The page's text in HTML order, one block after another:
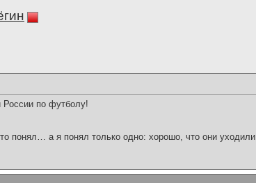
России по футболу!
понял… а я понял только одно: хорошо, что они уходили.